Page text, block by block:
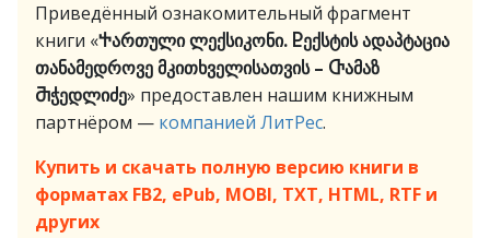
Приведённый ознакомительный фрагмент
книги «Ⴕართული ლექსიკონი. Ⴒექსტის ადაპტაცია
თანამედროვე მკითხველისათვის – Ⴇამაზ
Ⴋჭედლიძე» предоставлен нашим книжным
партнёром — компанией ЛитРес.
Купить и скачать полную версию книги в
форматах FB2, ePub, MOBI, TXT, HTML, RTF и
других